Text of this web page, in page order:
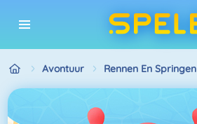
Avontuur Rennen En Springen